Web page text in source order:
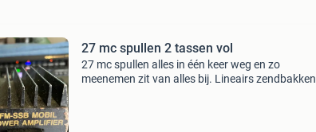
27 mc spullen 2 tassen vol
27 mc spullen alles in één keer weg en zo
meenemen zit van alles bij. Lineairs zendbakken